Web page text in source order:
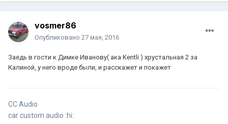
vosmer86
Опубликовано 27 мая, 2016
Заедь в гости к Димке Иванову( ака Kentli ) хрустальная 2 за
Калиной, у него вроде были, и расскажет и покажет
CC Audio
car custom audio :hi: